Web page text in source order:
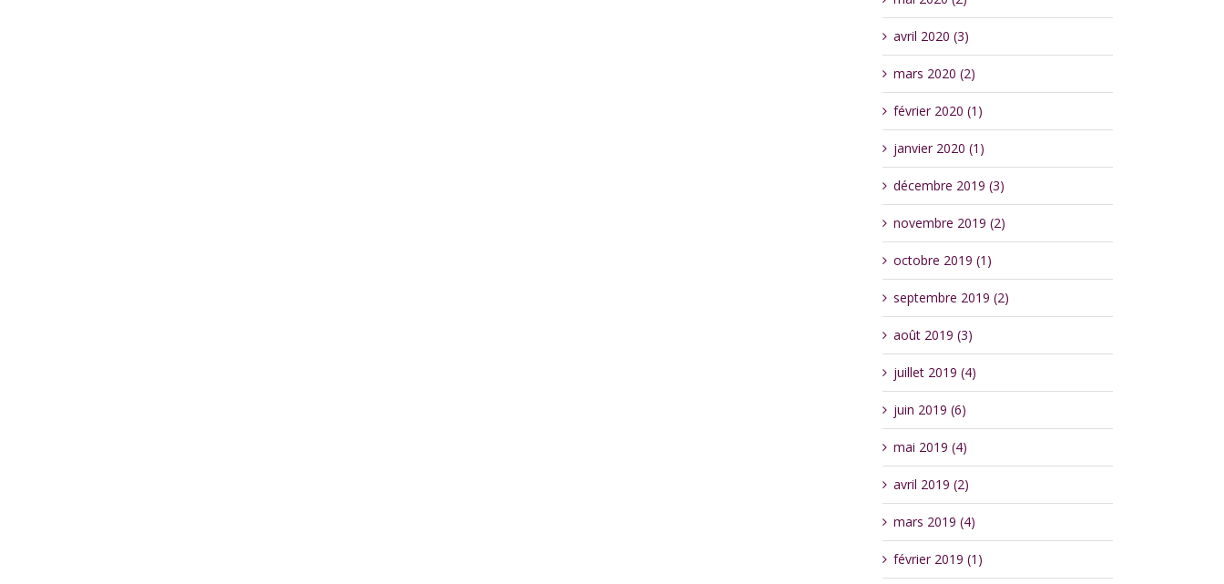
avril 2020 (3)
mars 2020 (2)
février 2020 (1)
janvier 2020 (1)
décembre 2019 (3)
novembre 2019 (2)
octobre 2019 (1)
septembre 2019 (2)
août 2019 (3)
juillet 2019 (4)
juin 2019 (6)
mai 2019 (4)
avril 2019 (2)
mars 2019 (4)
février 2019 (1)